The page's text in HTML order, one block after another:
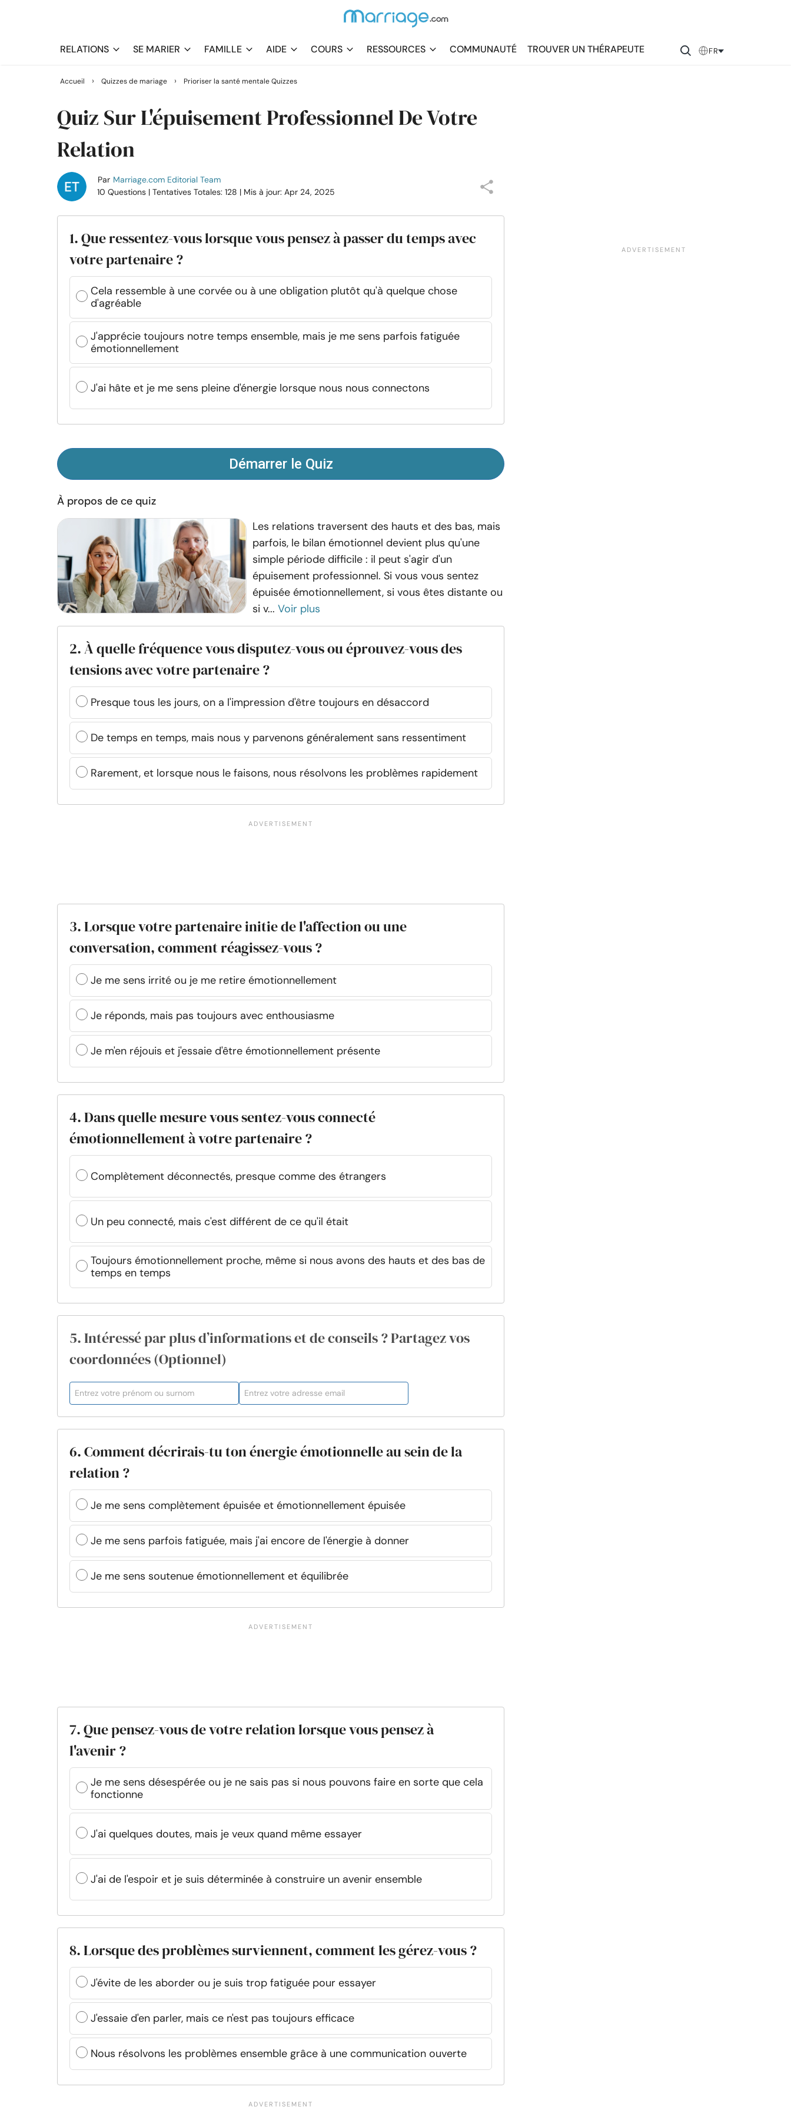
RELATIONS SE MARIER FAMILLE AIDE COURS RESSOURCES COMMUNAUTÉ TROUVER UN THÉRAPEUTE FR
Accueil › Quizzes de mariage › Prioriser la santé mentale Quizzes
Quiz Sur L'épuisement Professionnel De Votre
Relation
Par Marriage.com Editorial Team
10 Questions | Tentatives Totales: 128 | Mis à jour: Apr 24, 2025
1. Que ressentez-vous lorsque vous pensez à passer du temps avec
votre partenaire ?
Cela ressemble à une corvée ou à une obligation plutôt qu'à quelque chose
d'agréable
J'apprécie toujours notre temps ensemble, mais je me sens parfois fatiguée
émotionnellement
J'ai hâte et je me sens pleine d'énergie lorsque nous nous connectons
Démarrer le Quiz
À propos de ce quiz
Les relations traversent des hauts et des bas, mais
parfois, le bilan émotionnel devient plus qu'une
simple période difficile : il peut s'agir d'un
épuisement professionnel. Si vous vous sentez
épuisée émotionnellement, si vous êtes distante ou
si v... Voir plus
2. À quelle fréquence vous disputez-vous ou éprouvez-vous des
tensions avec votre partenaire ?
Presque tous les jours, on a l'impression d'être toujours en désaccord
De temps en temps, mais nous y parvenons généralement sans ressentiment
Rarement, et lorsque nous le faisons, nous résolvons les problèmes rapidement
3. Lorsque votre partenaire initie de l'affection ou une
conversation, comment réagissez-vous ?
Je me sens irrité ou je me retire émotionnellement
Je réponds, mais pas toujours avec enthousiasme
Je m'en réjouis et j'essaie d'être émotionnellement présente
4. Dans quelle mesure vous sentez-vous connecté
émotionnellement à votre partenaire ?
Complètement déconnectés, presque comme des étrangers
Un peu connecté, mais c'est différent de ce qu'il était
Toujours émotionnellement proche, même si nous avons des hauts et des bas de
temps en temps
5. Intéressé par plus d’informations et de conseils ? Partagez vos
coordonnées (Optionnel)
6. Comment décrirais-tu ton énergie émotionnelle au sein de la
relation ?
Je me sens complètement épuisée et émotionnellement épuisée
Je me sens parfois fatiguée, mais j'ai encore de l'énergie à donner
Je me sens soutenue émotionnellement et équilibrée
7. Que pensez-vous de votre relation lorsque vous pensez à
l'avenir ?
Je me sens désespérée ou je ne sais pas si nous pouvons faire en sorte que cela
fonctionne
J'ai quelques doutes, mais je veux quand même essayer
J'ai de l'espoir et je suis déterminée à construire un avenir ensemble
8. Lorsque des problèmes surviennent, comment les gérez-vous ?
J'évite de les aborder ou je suis trop fatiguée pour essayer
J'essaie d'en parler, mais ce n'est pas toujours efficace
Nous résolvons les problèmes ensemble grâce à une communication ouverte